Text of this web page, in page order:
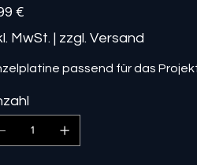
€
MwSt. | zzgl. Versand
passend für das